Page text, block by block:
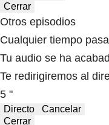
Cerrar
Otros episodios
Cualquier tiempo
Tu audio se ha
Te redirigiremos al
5 "
Directo
Cancelar
Cerrar